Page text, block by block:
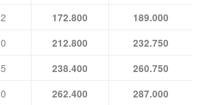
172.800 189.000
212.800 232.750
238.400 260.750
262.400 287.000